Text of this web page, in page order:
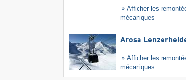
Afficher les
mécaniques
Arosa
Afficher les
mécaniques